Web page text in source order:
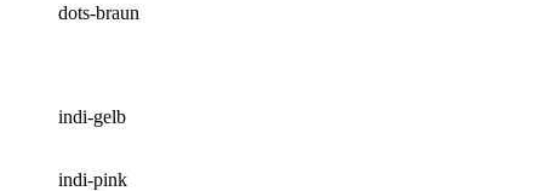
dots-braun
indi-gelb
indi-pink